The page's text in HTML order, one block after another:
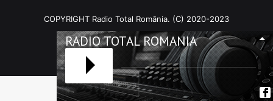
COPYRIGHT Radio Total România. (C) 2020-2023
Facebook
RSS
RADIO TOTAL ROMANIA